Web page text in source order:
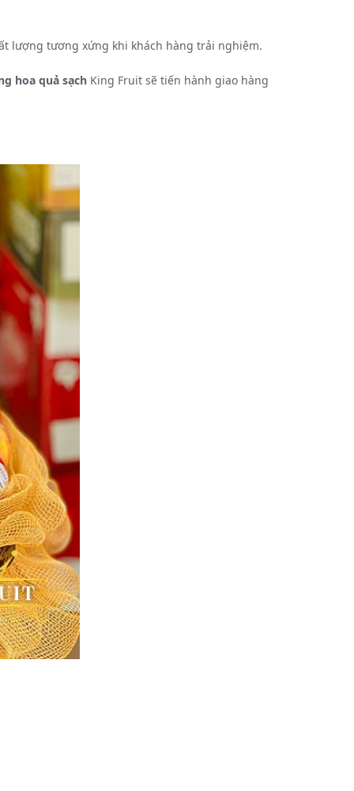
lượng tương xứng khi khách hàng trải nghiệm.
hoa quả sạch King Fruit sẽ tiến hành giao hàng